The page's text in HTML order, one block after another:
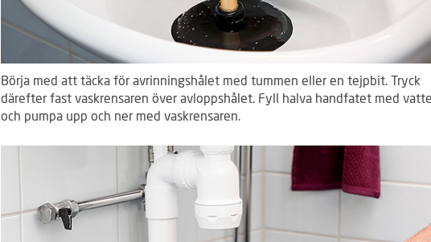
Börja med att täcka för avrinningshålet med tummen eller en tejpbit. Tryck
därefter fast vaskrensaren över avloppshålet. Fyll halva handfatet med
och pumpa upp och ner med vaskrensaren.